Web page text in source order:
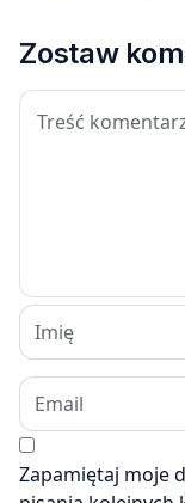
Zostaw
Zapamiętaj moje